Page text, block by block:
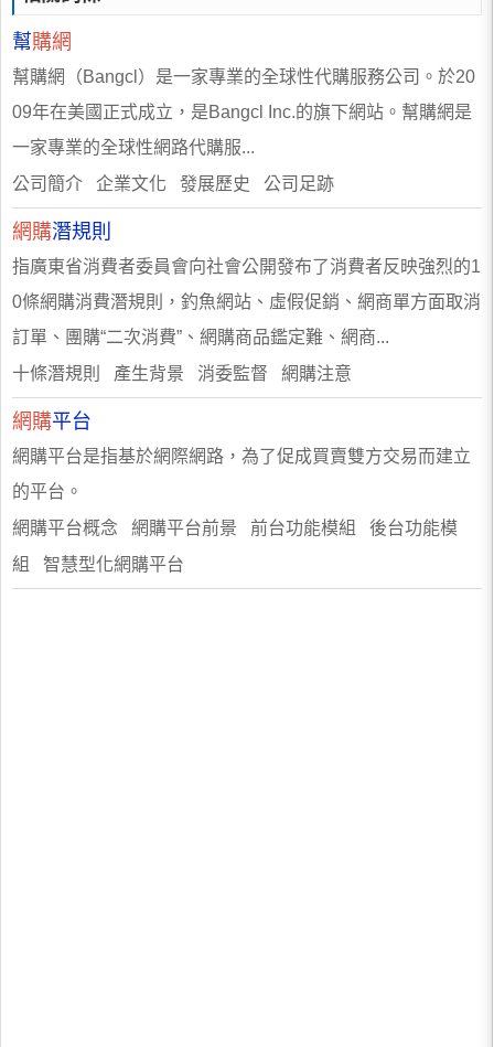
幫購網
幫購網（Bangcl）是一家專業的全球性代購服務公司。於20
09年在美國正式成立，是Bangcl Inc.的旗下網站。幫購網是
一家專業的全球性網路代購服...
公司簡介 企業文化 發展歷史 公司足跡
網購潛規則
指廣東省消費者委員會向社會公開發布了消費者反映強烈的1
0條網購消費潛規則，釣魚網站、虛假促銷、網商單方面取消
訂單、團購“二次消費”、網購商品鑑定難、網商...
十條潛規則 產生背景 消委監督 網購注意
網購平台
網購平台是指基於網際網路，為了促成買賣雙方交易而建立
的平台。
網購平台概念 網購平台前景 前台功能模組 後台功能模
組 智慧型化網購平台